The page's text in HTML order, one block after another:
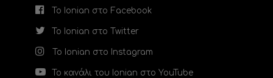
Το Ionian στο Facebook
Το Ionian στο Twitter
Το Ionian στο Instagram
Το κανάλι του Ionian στο YouTube